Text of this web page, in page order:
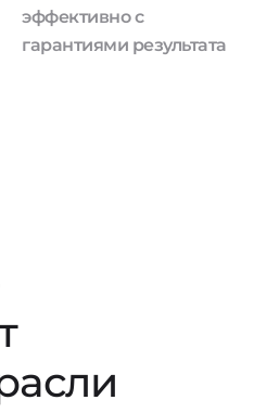
эффективно с
гарантиями результата